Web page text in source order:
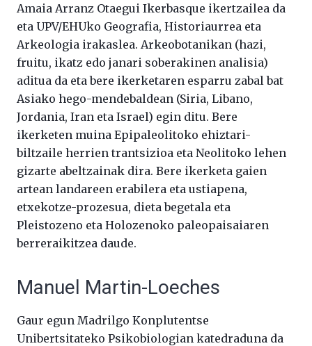
Amaia Arranz Otaegui Ikerbasque ikertzailea da
eta UPV/EHUko Geografia, Historiaurrea eta
Arkeologia irakaslea. Arkeobotanikan (hazi,
fruitu, ikatz edo janari soberakinen analisia)
aditua da eta bere ikerketaren esparru zabal bat
Asiako hego-mendebaldean (Siria, Libano,
Jordania, Iran eta Israel) egin ditu. Bere
ikerketen muina Epipaleolitoko ehiztari-
biltzaile herrien trantsizioa eta Neolitoko lehen
gizarte abeltzainak dira. Bere ikerketa gaien
artean landareen erabilera eta ustiapena,
etxekotze-prozesua, dieta begetala eta
Pleistozeno eta Holozenoko paleopaisaiaren
berreraikitzea daude.
Manuel Martin-Loeches
Gaur egun Madrilgo Konplutentse
Unibertsitateko Psikobiologian katedraduna da